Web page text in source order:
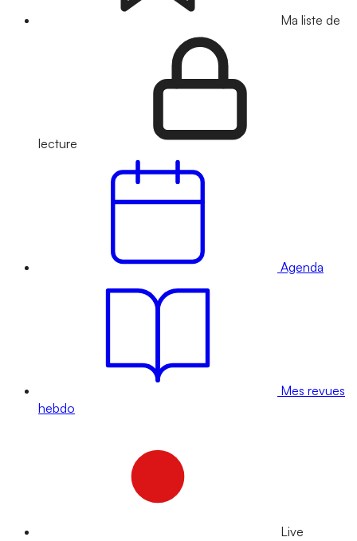
Ma liste de
lecture
Agenda
Mes revues
hebdo
Live